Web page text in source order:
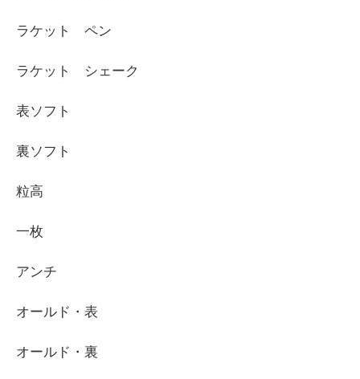
ラケット ペン
ラケット シェーク
表ソフト
裏ソフト
粒高
一枚
アンチ
オールド・表
オールド・裏